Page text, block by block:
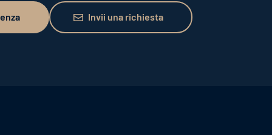
Invii una richiesta
Invii una richiesta